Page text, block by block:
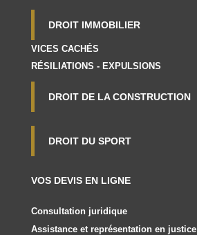
DROIT IMMOBILIER
VICES CACHÉS
RÉSILIATIONS - EXPULSIONS
DROIT DE LA CONSTRUCTION
DROIT DU SPORT
VOS DEVIS EN LIGNE
Consultation juridique
Assistance et représentation en justice